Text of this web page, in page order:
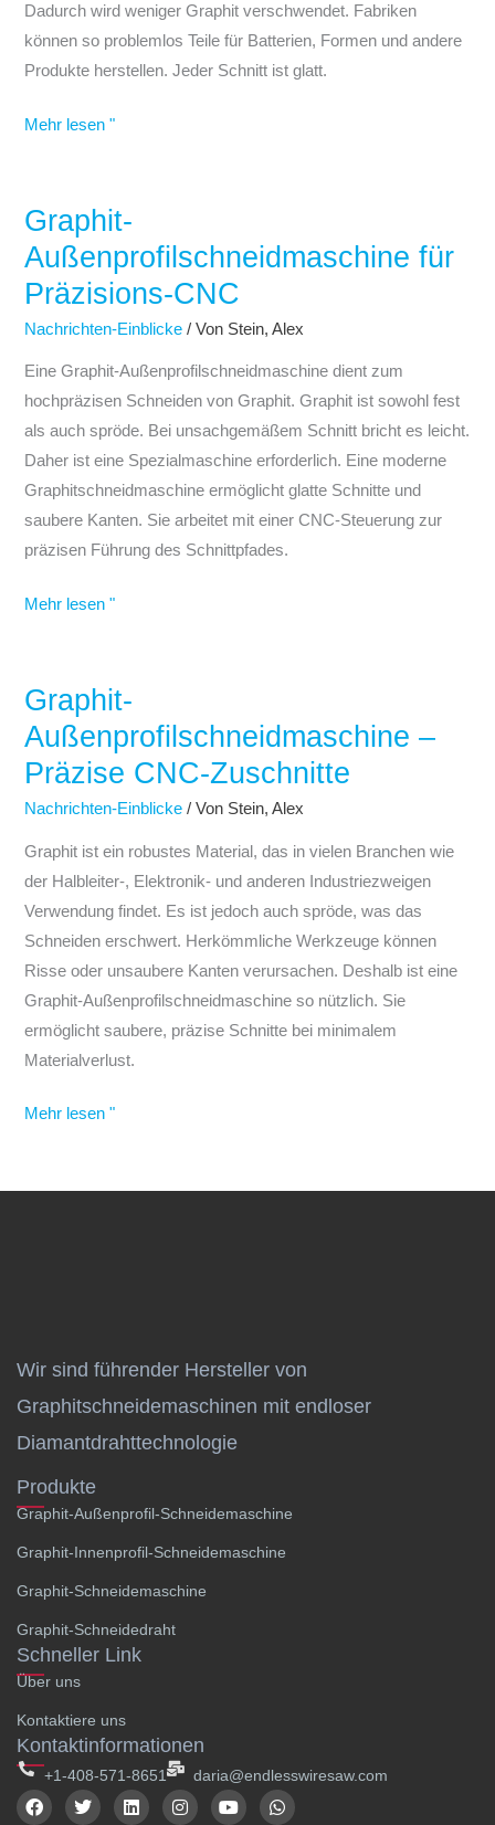
Dadurch wird weniger Graphit verschwendet. Fabriken
können so problemlos Teile für Batterien, Formen und andere
Produkte herstellen. Jeder Schnitt ist glatt.
Mehr lesen "
Graphit-
Außenprofilschneidmaschine für
Präzisions-CNC
Nachrichten-Einblicke / Von Stein, Alex
Eine Graphit-Außenprofilschneidmaschine dient zum
hochpräzisen Schneiden von Graphit. Graphit ist sowohl fest
als auch spröde. Bei unsachgemäßem Schnitt bricht es leicht.
Daher ist eine Spezialmaschine erforderlich. Eine moderne
Graphitschneidmaschine ermöglicht glatte Schnitte und
saubere Kanten. Sie arbeitet mit einer CNC-Steuerung zur
präzisen Führung des Schnittpfades.
Graphit-
Außenprofilschneidmaschine
Präzisions-
CNC
Mehr lesen "
Graphit-
Außenprofilschneidmaschine –
Präzise CNC-Zuschnitte
Nachrichten-Einblicke / Von Stein, Alex
Graphit ist ein robustes Material, das in vielen Branchen wie
der Halbleiter-, Elektronik- und anderen Industriezweigen
Verwendung findet. Es ist jedoch auch spröde, was das
Schneiden erschwert. Herkömmliche Werkzeuge können
Risse oder unsaubere Kanten verursachen. Deshalb ist eine
Graphit-Außenprofilschneidmaschine so nützlich. Sie
ermöglicht saubere, präzise Schnitte bei minimalem
Materialverlust.
Graphit-
Außenprofilschneidmaschine
Präzise
CNC-
Zuschnitte
Mehr lesen "
Wir sind führender Hersteller von
Graphitschneidemaschinen mit endloser
Diamantdrahttechnologie
Produkte
Graphit-Außenprofil-Schneidemaschine
Graphit-Innenprofil-Schneidemaschine
Graphit-Schneidemaschine
Graphit-Schneidedraht
Schneller Link
Über uns
Kontaktiere uns
Kontaktinformationen
+1-408-571-8651 daria@endlesswiresaw.com
F
a
T
w
L
i
I
n
Y
o
W
h